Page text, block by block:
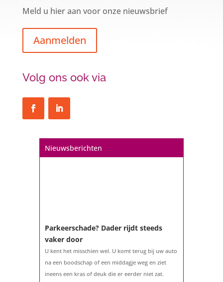
Meld u hier aan voor onze nieuwsbrief
Aanmelden
Volg ons ook via
Nieuwsberichten
Parkeerschade? Dader rijdt steeds
vaker door
U kent het misschien wel. U komt terug bij uw auto
na een boodschap of een middagje weg en ziet
ineens een kras of deuk die er eerder niet zat.